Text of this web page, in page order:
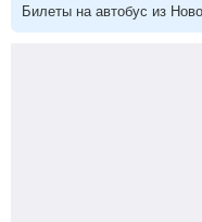
Билеты на автобус из